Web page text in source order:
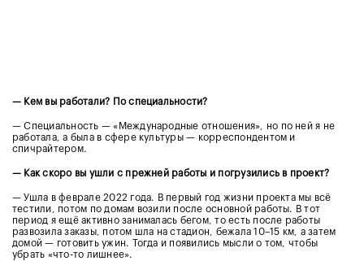
— Кем вы работали? По специальности?
— Специальность — «Международные отношения», но по ней я не
работала, а была в сфере культуры — корреспондентом и
спичрайтером.
— Как скоро вы ушли с прежней работы и погрузились в проект?
— Ушла в феврале 2022 года. В первый год жизни проекта мы всё
тестили, потом по домам возили после основной работы. В тот
период я ещё активно занималась бегом, то есть после работы
развозила заказы, потом шла на стадион, бежала 10–15 км, а затем
домой — готовить ужин. Тогда и появились мысли о том, чтобы
убрать «что-то лишнее».